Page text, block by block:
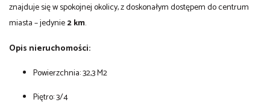
znajduje się w spokojnej okolicy, z doskonałym dostępem do centrum
miasta – jedynie2 km.
Opis nieruchomości:
Powierzchnia: 32,3 M2
Piętro: 3/4